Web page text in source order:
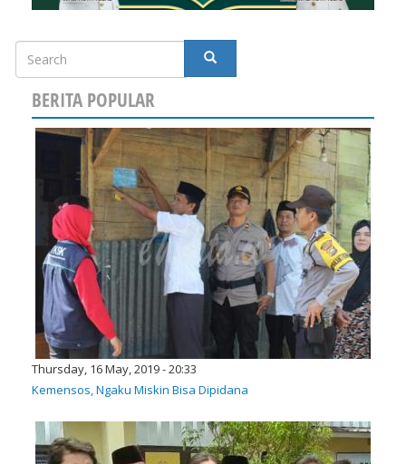
Search
SEARCH
BERITA POPULAR
Thursday, 16 May, 2019 - 20:33
Kemensos, Ngaku Miskin Bisa Dipidana